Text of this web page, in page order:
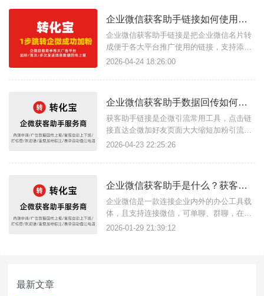
企业微信获客助手链接如何使用？有什么功能？
企业微信获客助手链接是把企业微信名片转
成便于各大平台推广使用的链接，支持添加
多个企微名片轮流展示，点击链接直接跳转
启对话并自动备注打标签、发送欢迎语，缩
宝三方获客助手服务商即可生成、管理获客
助手链接。{转化宝}如何生成获
2026-04-24 18:26:00
企业微信获客助手数据回传如何实现？如何精准广告投放？
获客助手链接是企微引流常用工具，点击链
接直达企微加好友页面大大缩短加粉引流链
路，在使用链接投放广告时，广告数据回传
广告目标客户，借助转化宝这款三方获客助
告代投人员或商家用户都可以使用。{转化
宝}数据回传指的是将用户在广告
2026-04-23 22:25:26
企业微信获客助手是什么？获客助手如何使用？
企业微信是一款连接企业内外的办公工具载
体，且支持连接微信，可单聊、群聊，在微
信客服中向客户提供服务。获客助手便是链
2026-01-29 21:39:12
最新文章